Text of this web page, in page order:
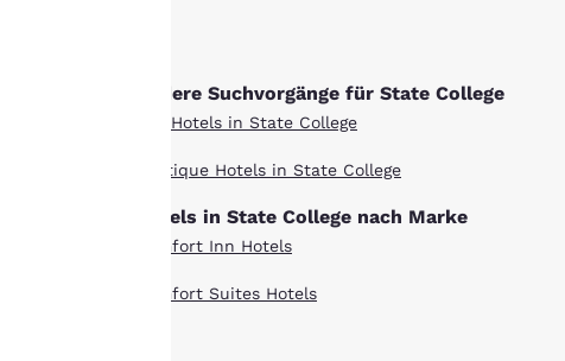
Andere Suchvorgänge für State College
Alle Hotels in State College
Boutique Hotels in State College
Hotels in State College nach Marke
Comfort Inn Hotels
Comfort Suites Hotels
Richtlinie“ aufrufen und
den darin angegebenen
Anweisungen folgen.
Cookies akzeptieren“
klicken, stimmen Sie der
auf Ihrem Gerät zu.